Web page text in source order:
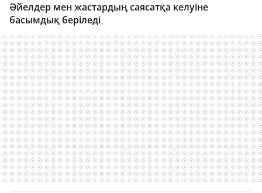
Әйелдер мен жастардың саясатқа келуіне
басымдық беріледі